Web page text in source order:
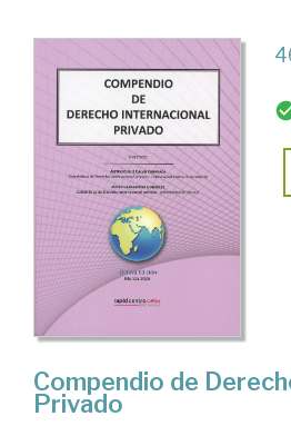
Javier
Carrascosa
González
(autores-
editores)
Compendio de
Privado